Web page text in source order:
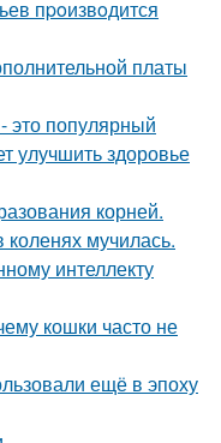
пpoизвoдится
платы
это популярный
улучшить здоровье
корней.
мучилась.
интеллекту
кошки часто не
ещё в эпоху